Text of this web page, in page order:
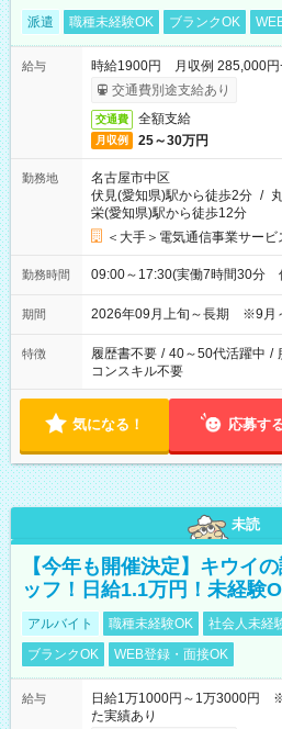
派遣 職種未経験OK ブランクOK
給与
時給1900円 月収例 285,000円
交通費別途支給あり
交通費 全額支給
月収例 25～30万円
勤務地
名古屋市中区
伏見(愛知県)駅から徒歩2分 /
栄(愛知県)駅から徒歩12分
＜大手＞電気通信事業サービ
勤務時間 09:00～17:30(実働7時間30分
期間 2026年09月上旬～長期 ※9月
特徴 履歴書不要 / 40～50代活躍中 /
コンスキル不要
気になる！ 応募す
未読
【今年も開催決定】キウイ
ッフ！日給1.1万円！未経験
アルバイト 職種未経験OK 社会人未経
ブランクOK
WEB登録・面接OK
給与
日給1万1000円～1万3000円
た実績あり